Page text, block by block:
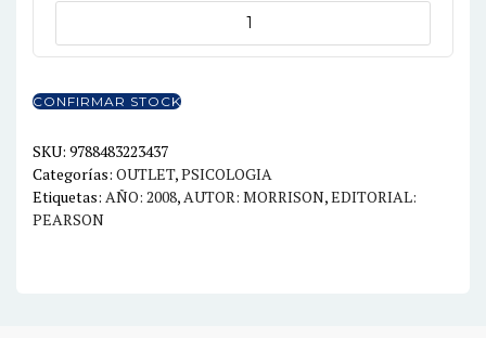
era:
actual
es:
SALUD
CONFIRMAR STOCK
SKU: 9788483223437
Categorías: OUTLET,PSICOLOGIA
Etiquetas: AÑO: 2008, AUTOR: MORRISON,EDITORIAL:
PEARSON